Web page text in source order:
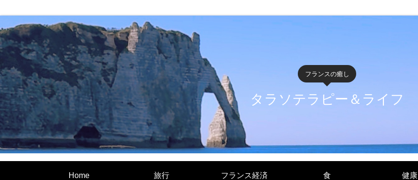
フランスの癒し
タラソテラピー＆ライフ
Home 旅行 フランス経済 食 健康